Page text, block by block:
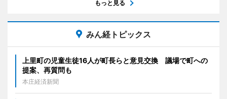
もっと見る
みん経トピックス
上里町の児童生徒16人が町長らと意見交換 議場で町への
提案、再質問も
本庄経済新聞